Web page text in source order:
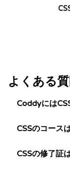
よくある
Coddyには
CSSのコース
CSSの修了証